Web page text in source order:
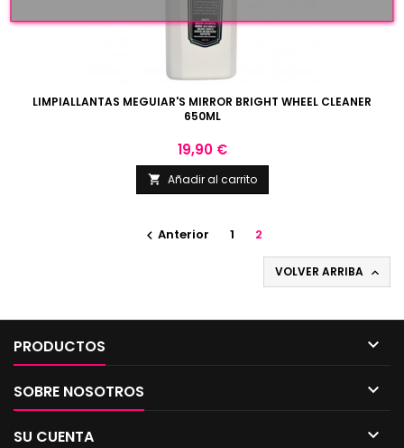
LIMPIALLANTAS MEGUIAR'S MIRROR BRIGHT WHEEL CLEANER
650ML
Precio
19,90 €
 Añadir al carrito
 Anterior 1 2
VOLVER ARRIBA 
PRODUCTOS 
SOBRE NOSOTROS 
SU CUENTA 